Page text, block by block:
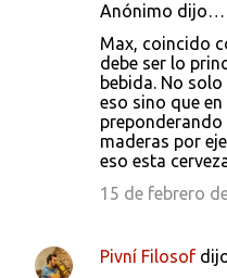
Anónimo dijo…
Max, coincido
debe ser lo
bebida. No
eso sino que
preponderando
maderas por
eso esta
15 de febrero
Pivní Filosof